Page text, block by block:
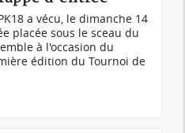
a vécu, le dimanche 14
placée sous le sceau du
à l'occasion du
édition du Tournoi de